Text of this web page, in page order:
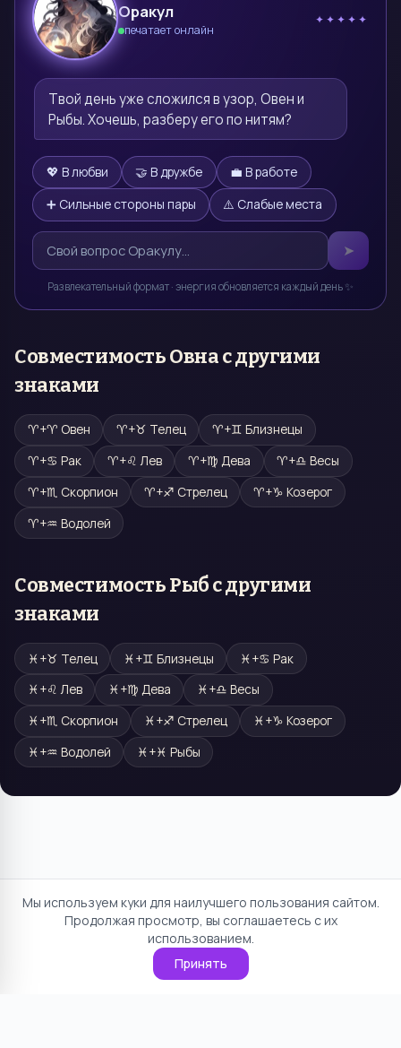
🔮
Оракул
печатает онлайн
✦✦✦✦✦
Твой день уже сложился в узор, Овен и
Рыбы. Хочешь, разберу его по нитям?
💖 В любви 🤝 В дружбе
💼 В работе
➕ Сильные стороны пары
⚠️ Слабые места
➤
Развлекательный формат · энергия обновляется каждый день ✨
СовместимостьОвнас другими
знаками
♈+♈ Овен ♈+♉ Телец ♈+♊ Близнецы
♈+♋ Рак ♈+♌ Лев ♈+♍ Дева ♈+♎ Весы
♈+♏ Скорпион ♈+♐ Стрелец ♈+♑ Козерог
♈+♒ Водолей
СовместимостьРыбс другими
знаками
♓ +♉ Телец ♓ +♊ Близнецы ♓ +♋ Рак
♓ +♌ Лев ♓ +♍ Дева ♓ +♎ Весы
♓ +♏ Скорпион ♓ +♐ Стрелец ♓ +♑ Козерог
♓ +♒ Водолей ♓ +♓ Рыбы
Мы используем куки для наилучшего пользования сайтом.
Продолжая просмотр, вы соглашаетесь с их
использованием.
Принять